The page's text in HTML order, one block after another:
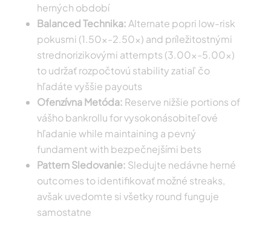
herných období
Balanced Technika: Alternate popri low-risk
pokusmi (1.50x-2.50x) and príležitostnými
strednorizikovými attempts (3.00x-5.00x)
to udržať rozpočtovú stability zatiaľ čo
hľadáte vyššie payouts
Ofenzívna Metóda: Reserve nižšie portions of
vášho bankrollu for vysokonásobiteľové
hľadanie while maintaining a pevný
fundament with bezpečnejšími bets
Pattern Sledovanie: Sledujte nedávne herné
outcomes to identifikovať možné streaks,
avšak uvedomte si všetky round funguje
samostatne